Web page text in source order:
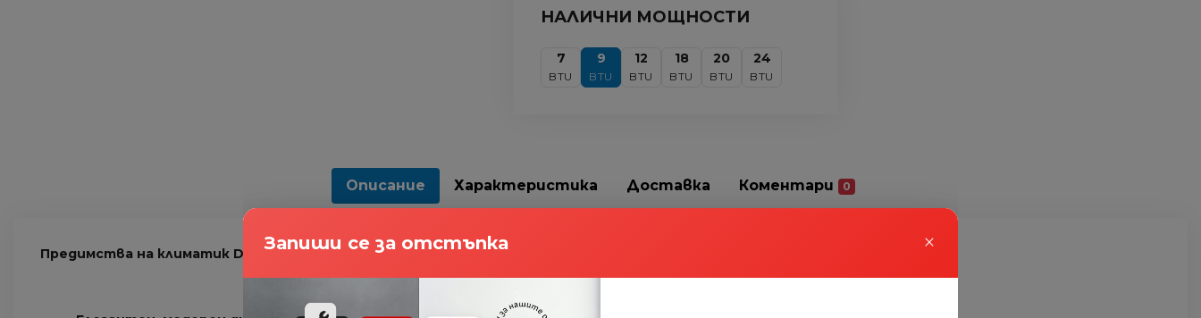
НАЛИЧНИ МОЩНОСТИ
7
BTU
9
BTU
12
BTU
18
BTU
20
BTU
24
BTU
Описание Характеристика Доставка Коментари 0
Предимства на климатик Daikin Comfora FTXP-N
Запиши се за отстъпка ×